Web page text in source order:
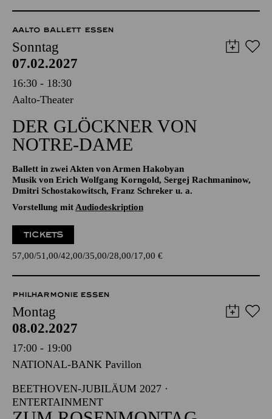
8,00 €
AALTO BALLETT ESSEN
Sonntag
07.02.2027
16:30 - 18:30
Aalto-Theater
DER GLÖCKNER­ VON
NOTRE-DAME
Ballett in zwei Akten von Armen Hakobyan
Dmitri Schostakowitsch, Franz Schreker u. a.
Vorstellung mit
57,00 51,00 42,00 35,00
PHILHARMONIE ESSEN
Montag
08.02.2027
17:00 - 19:00
NATIONAL-BANK Pavillon